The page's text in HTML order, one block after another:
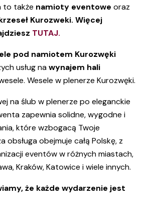
to także namioty eventowe oraz
Kurozweki. Więcej
TUTAJ.
pod namiotem Kurozwęki
usług nawynajem hali
Wesele w plenerze Kurozwęki.
na ślub w plenerze po eleganckie
zapewnia solidne, wygodne i
które wzbogacą Twoje
obsługa obejmuje całą Polskę, z
eventów w różnych miastach,
Kraków, Katowice i wiele innych.
że każde wydarzenie jest